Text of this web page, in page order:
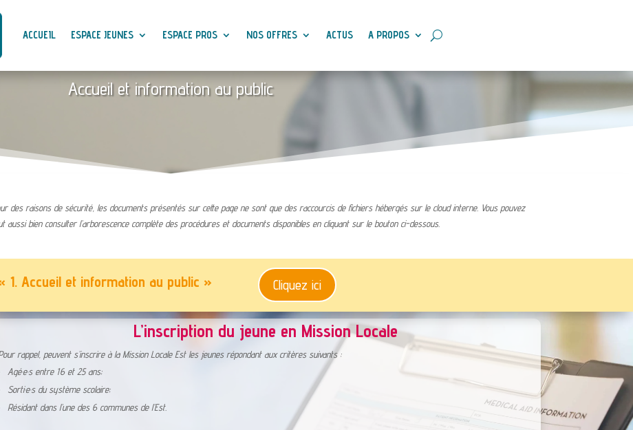
ACCUEIL ESPACE JEUNES ESPACE PROS NOS OFFRES ACTUS A PROPOS
Accueil et information au public
des raisons de sécurité, les documents présentés sur cette page ne sont que des raccourcis de fichiers hébergés sur le cloud interne. Vous pouvez
aussi bien consulter l’arborescence complète des procédures et documents disponibles en cliquant sur le bouton ci-dessous.
Accueil et information au public » Cliquez ici
L’inscription du jeune en Mission Locale
rappel, peuvent s’inscrire à la Mission Locale Est les jeunes répondant aux critères suivants :
Agé·e·s entre 16 et 25 ans;
Sorti·e·s du système scolaire;
Résidant dans l’une des 6 communes de l’Est.